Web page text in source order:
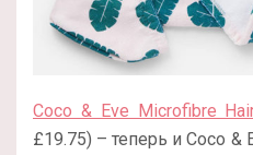
Coco & Eve Microfibre
£19.75) – теперь и Coco